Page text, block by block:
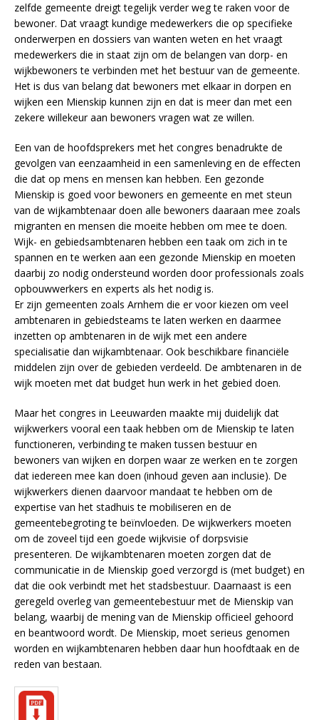
zelfde gemeente dreigt tegelijk verder weg te raken voor de
bewoner. Dat vraagt kundige medewerkers die op specifieke
onderwerpen en dossiers van wanten weten en het vraagt
medewerkers die in staat zijn om de belangen van dorp- en
wijkbewoners te verbinden met het bestuur van de gemeente.
Het is dus van belang dat bewoners met elkaar in dorpen en
wijken een Mienskip kunnen zijn en dat is meer dan met een
zekere willekeur aan bewoners vragen wat ze willen.
Een van de hoofdsprekers met het congres benadrukte de
gevolgen van eenzaamheid in een samenleving en de effecten
die dat op mens en mensen kan hebben. Een gezonde
Mienskip is goed voor bewoners en gemeente en met steun
van de wijkambtenaar doen alle bewoners daaraan mee zoals
migranten en mensen die moeite hebben om mee te doen.
Wijk- en gebiedsambtenaren hebben een taak om zich in te
spannen en te werken aan een gezonde Mienskip en moeten
daarbij zo nodig ondersteund worden door professionals zoals
opbouwwerkers en experts als het nodig is.
Er zijn gemeenten zoals Arnhem die er voor kiezen om veel
ambtenaren in gebiedsteams te laten werken en daarmee
inzetten op ambtenaren in de wijk met een andere
specialisatie dan wijkambtenaar. Ook beschikbare financiële
middelen zijn over de gebieden verdeeld. De ambtenaren in de
wijk moeten met dat budget hun werk in het gebied doen.
Maar het congres in Leeuwarden maakte mij duidelijk dat
wijkwerkers vooral een taak hebben om de Mienskip te laten
functioneren, verbinding te maken tussen bestuur en
bewoners van wijken en dorpen waar ze werken en te zorgen
dat iedereen mee kan doen (inhoud geven aan inclusie). De
wijkwerkers dienen daarvoor mandaat te hebben om de
expertise van het stadhuis te mobiliseren en de
gemeentebegroting te beïnvloeden. De wijkwerkers moeten
om de zoveel tijd een goede wijkvisie of dorpsvisie
presenteren. De wijkambtenaren moeten zorgen dat de
communicatie in de Mienskip goed verzorgd is (met budget) en
dat die ook verbindt met het stadsbestuur. Daarnaast is een
geregeld overleg van gemeentebestuur met de Mienskip van
belang, waarbij de mening van de Mienskip officieel gehoord
en beantwoord wordt. De Mienskip, moet serieus genomen
worden en wijkambtenaren hebben daar hun hoofdtaak en de
reden van bestaan.